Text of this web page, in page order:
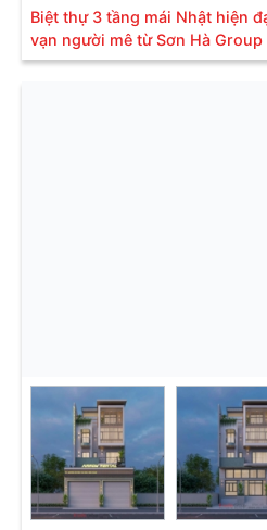
Biệt thự 3 tầng mái Nhật hiện
vạn người mê từ Sơn Hà Group